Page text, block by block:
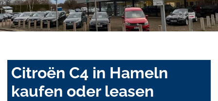
Citroën C4 in Hameln
kaufen oder leasen